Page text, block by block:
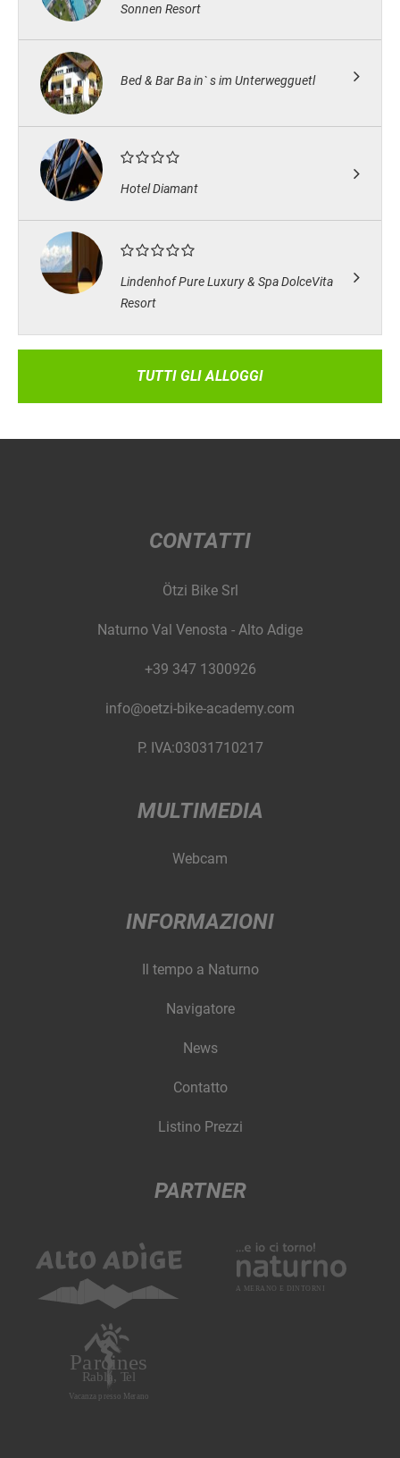
Sonnen Resort
Bed & Bar Ba in` s im Unterwegguetl
Hotel Diamant
Lindenhof Pure Luxury & Spa DolceVita
Resort
TUTTI GLI ALLOGGI
CONTATTI
Ötzi Bike Srl
Naturno Val Venosta - Alto Adige
+39 347 1300926
info@oetzi-bike-academy.com
P. IVA:03031710217
MULTIMEDIA
Webcam
INFORMAZIONI
Il tempo a Naturno
Navigatore
News
Contatto
Listino Prezzi
PARTNER